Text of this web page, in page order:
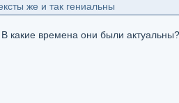
же и так гениальны
какие времена они были